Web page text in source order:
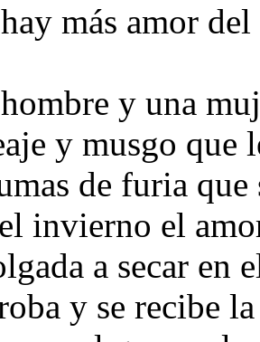
más amor
y una
y musgo que
de furia
invierno el
a secar en
y se recibe